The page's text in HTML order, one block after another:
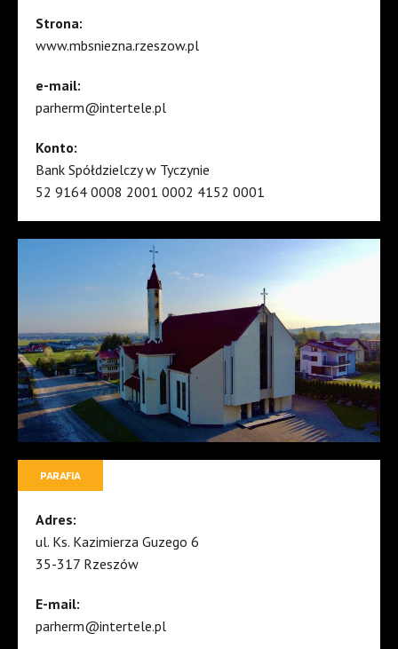
Strona:
www.mbsniezna.rzeszow.pl
e-mail:
parherm@intertele.pl
Konto:
Bank Spółdzielczy w Tyczynie
52 9164 0008 2001 0002 4152 0001
PARAFIA
Adres:
ul. Ks. Kazimierza Guzego 6
35-317 Rzeszów
E-mail:
parherm@intertele.pl